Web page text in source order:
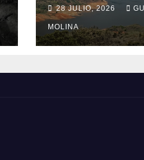
28 JULIO, 2026
MOLINA